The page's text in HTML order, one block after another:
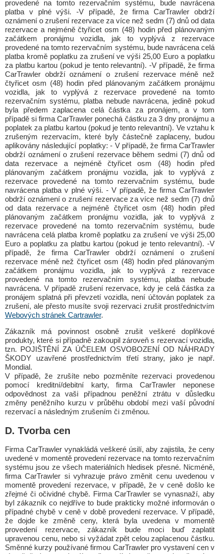
provedené na tomto rezervačním systému, bude navrácena
platba v plné výši. -V případě, že firma CarTrawler obdrží
oznámení o zrušení rezervace za více než sedm (7) dnů od data
rezervace a nejméně čtyřicet osm (48) hodin před plánovaným
začátkem pronájmu vozidla, jak to vyplývá z rezervace
provedené na tomto rezervačním systému, bude navrácena celá
platba kromě poplatku za zrušení ve výši 25,00 Euro a poplatku
za platbu kartou (pokud je tento relevantní). -V případě, že firma
CarTrawler obdrží oznámení o zrušení rezervace méně než
čtyřicet osm (48) hodin před plánovaným začátkem pronájmu
vozidla, jak to vyplývá z rezervace provedené na tomto
rezervačním systému, platba nebude navrácena, jedině pokud
byla předem zaplacena celá částka za pronájem, a v tom
případě si firma CarTrawler ponechá částku za 3 dny pronájmu a
poplatek za platbu kartou (pokud je tento relevantní). Ve vztahu k
zrušeným rezervacím, které byly částečně zaplaceny, budou
aplikovány následující poplatky: - V případě, že firma CarTrawler
obdrží oznámení o zrušení rezervace během sedmi (7) dnů od
data rezervace a nejméně čtyřicet osm (48) hodin před
plánovaným začátkem pronájmu vozidla, jak to vyplývá z
rezervace provedené na tomto rezervačním systému, bude
navrácena platba v plné výši. - V případě, že firma CarTrawler
obdrží oznámení o zrušení rezervace za více než sedm (7) dnů
od data rezervace a nejméně čtyřicet osm (48) hodin před
plánovaným začátkem pronájmu vozidla, jak to vyplývá z
rezervace provedené na tomto rezervačním systému, bude
navrácena celá platba kromě poplatku za zrušení ve výši 25,00
Euro a poplatku za platbu kartou (pokud je tento relevantní). -V
případě, že firma CarTrawler obdrží oznámení o zrušení
rezervace méně než čtyřicet osm (48) hodin před plánovaným
začátkem pronájmu vozidla, jak to vyplývá z rezervace
provedené na tomto rezervačním systému, platba nebude
navrácena. V případě zrušení rezervace, kdy je celá částka za
pronájem splatná při převzetí vozidla, není účtován poplatek za
zrušení, ale přesto musíte svoji rezervaci zrušit prostřednictvím
Webových stránek Cartrawler.
Zákazník má povinnost osobně zrušit veškeré doplňkové
produkty, které si případně zakoupil zároveň s rezervací vozidla,
tzn. POJIŠTĚNÍ ZA ÚČELEM OSVOBOZENÍ OD NÁHRADY
ŠKODY uzavřené prostřednictvím třetí strany, jako je např.
Mondial.
V případě, že zrušíte nebo pozměníte rezervaci provedenou
pomocí kreditní/debitní karty, firma CarTrawler neponese
odpovědnost za vaši případnou peněžní ztrátu v důsledku
změny peněžního kurzu v průběhu období mezi vaší původní
rezervací a následným zrušením či změnou.
D. Tvorba cen
Firma CarTrawler vynakládá veškeré úsilí, aby zajistila, že ceny
uvedené v momentě provedení rezervace na tomto rezervačním
systému jsou ze všech materiálních hledisek přesné. Nicméně,
firma CarTrawler si vyhrazuje právo změnit cenu uvedenou v
momentě provedení rezervace, v případě, že v ceně došlo ke
zřejmé či očividné chybě. Firma CarTrawler se vynasnaží, aby
byl zákazník co nejdříve to bude prakticky možné informován o
případné chybě v ceně v době provedení rezervace. V případě,
že dojde ke změně ceny, která byla uvedena v momentě
provedení rezervace, zákazník bude moci buď zaplatit
upravenou cenu, nebo si vyžádat zpět celou zaplacenou částku.
Směnné kurzy používané firmou CarTrawler pro vystavení cen v